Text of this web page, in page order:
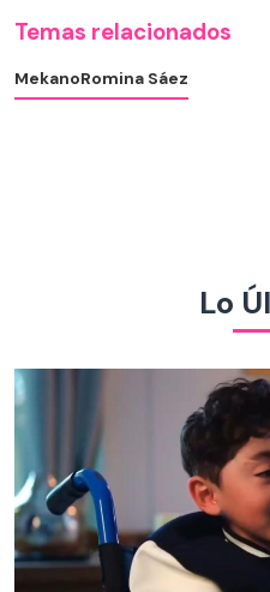
Temas relacionados
MekanoRomina Sáez
Lo